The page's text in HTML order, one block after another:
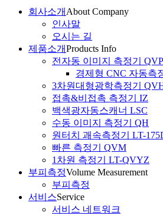
회사소개 About Company
인사말
오시는 길
제품소개Products Info
전자동 이미지 측정기 QVP
경제형 CNC 자동측
3차원대형광학측정기
접촉&비접촉 측정기 IZ
백색광자동스캐너 LSC
수동 이미지 측정기 QH
원터치 괘속측정기 LT-
빠른 측정기 QVM
1차원 측정기 LT-QVYZ
부피측정Volume Measurement
부피측정
서비스Service
서비스 네트워크